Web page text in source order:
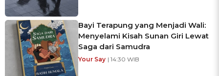
Bayi Terapung yang Menjadi Wali:
Menyelami Kisah Sunan Giri Lewat
Saga dari Samudra
Your Say | 14:30 WIB